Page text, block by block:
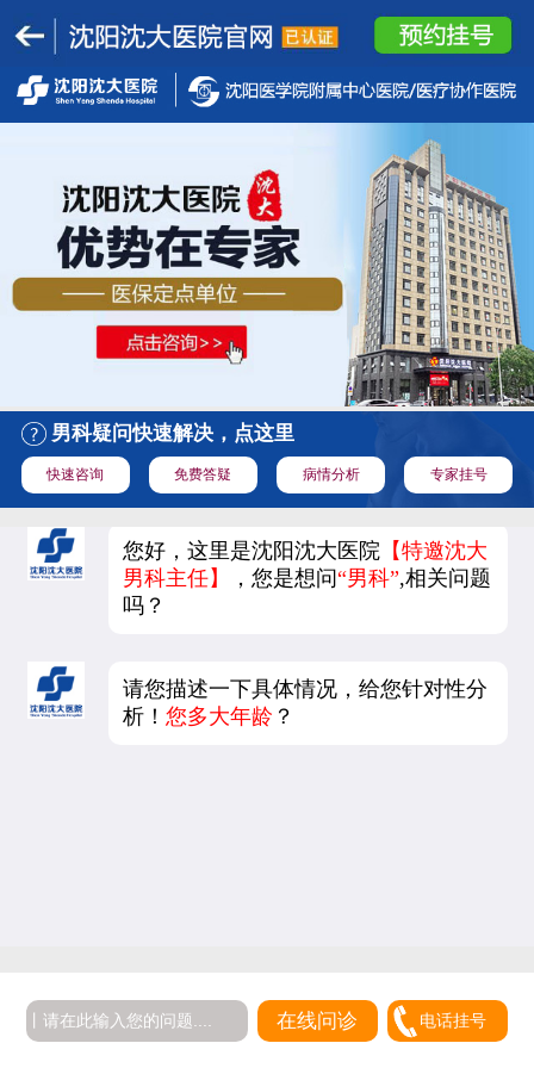
男科疑问快速解决，点这里
快速咨询 免费答疑 病情分析 专家挂号
您好，这里是沈阳沈大医院 【特邀沈大
男科主任】
，您是想问“男科”,相关问题
吗？
请您描述一下具体情况，给您针对性分
析！您多大年龄 ？
在线问诊 电话挂号